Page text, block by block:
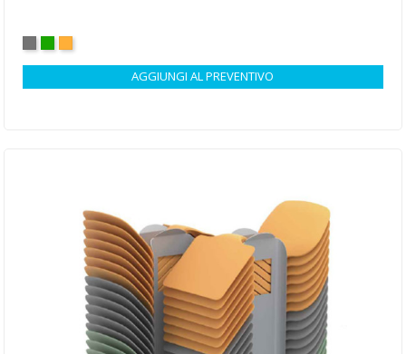
AGGIUNGI AL PREVENTIVO
GRIGIO
VERDEARANCIONE